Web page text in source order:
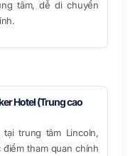
tâm, dễ di chuyển
Hotel (Trung cao
trung tâm Lincoln,
tham quan chính